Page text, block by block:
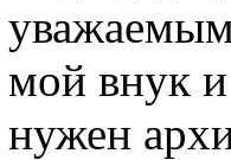
уважаемым
мой внук и
нужен